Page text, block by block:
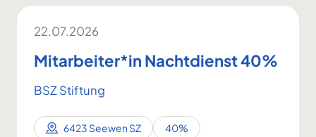
22.07.2026
Mitarbeiter*in Nachtdienst 40%
BSZ Stiftung
6423 Seewen SZ
40%